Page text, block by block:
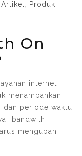
Artikel Produk
On
internet
menambahkan
dan periode waktu
bandwith
mengubah